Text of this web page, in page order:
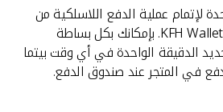
لإتمام عملية الدفع اللاسلكية من
خلال استخدامك لخدمة KFH Wallet. بإمكانك بكل بساطة
الدقيقة الواحدة في أي وقت بيتما
في المتجر عند صندوق الدفع.